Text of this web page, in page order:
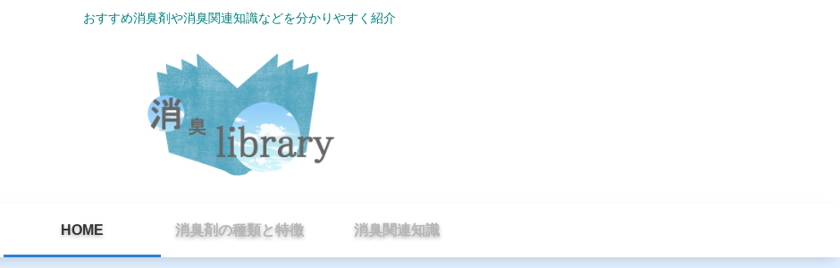
おすすめ消臭剤や消臭関連知識などを分かりやすく紹介
HOME 消臭剤の種類と特徴 消臭関連知識